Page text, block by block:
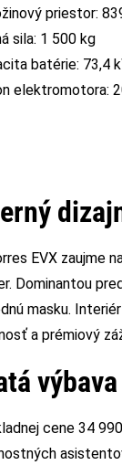
priestor:
sila: 1 500 kg
batérie: 73,4
elektromotora:
EVX zaujme
Dominantou
masku.
a prémiový
cene 34